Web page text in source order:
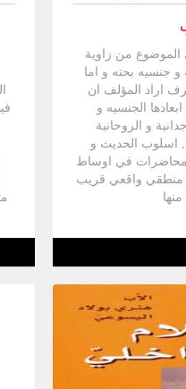
من زاوية
و جنسيه بحته و اما
اراد المؤلف ان
الجنسيه و
و الروحانية
الحديث و
محاضرات في اوساط
منطقي واقعي قريب